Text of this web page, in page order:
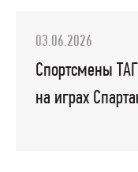
03.06.2026
Спортсмены
на играх